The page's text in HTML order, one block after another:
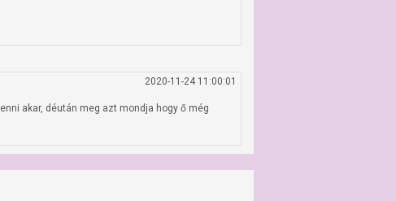
2020-11-24 11:00:01
akar, déután meg azt mondja hogy ő még